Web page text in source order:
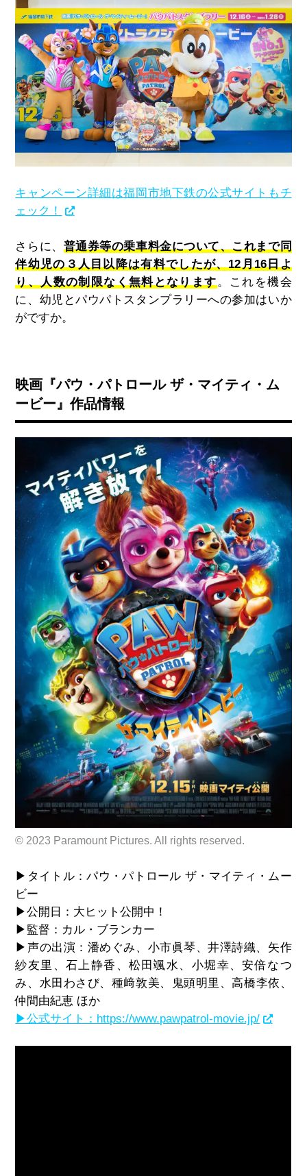
キャンペーン詳細は福岡市地下鉄の公式サイトもチ
ェック！
さらに、 普通券等の乗車料金について、これまで同
伴幼児の３人目以降は有料でしたが、12月16日よ
り、人数の制限なく無料となります。これを機会
に、幼児とパウパトスタンプラリーへの参加はいか
がですか。
映画『パウ・パトロール ザ・マイティ・ム
ービー』作品情報
© 2023 Paramount Pictures. All rights reserved.
▶タイトル：パウ・パトロール ザ・マイティ・ムー
ビー
▶公開日：大ヒット公開中！
▶監督：カル・ブランカー
▶声の出演：潘めぐみ、小市眞琴、井澤詩織、矢作
紗友里、石上静香、松田颯水、小堀幸、安倍なつ
み、水田わさび、種﨑敦美、鬼頭明里、高橋李依、
仲間由紀恵 ほか
▶公式サイト：https://www.pawpatrol-movie.jp/